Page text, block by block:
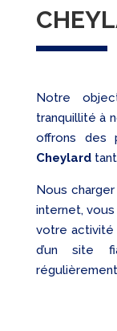
Notre
tranquillité à
offrons des
Cheylardtant
Nous
internet,
votre activité
d’un site